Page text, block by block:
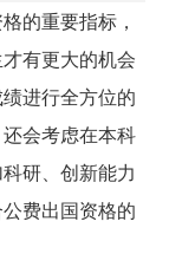
的重要指标，
有更大的机会
进行全方位的
会考虑在本科
研、创新能力
费出国资格的